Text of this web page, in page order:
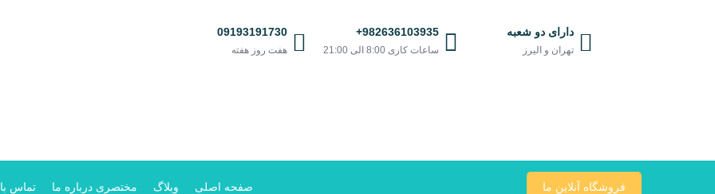
دارای دو شعبه
تهران و الیرز
982636103935+
ساعات کاری 8:00 الی 21:00
09193191730
هفت روز هفته
صفحه اصلی وبلاگ مختصری درباره ما تماس فروشگاه آنلاین ما